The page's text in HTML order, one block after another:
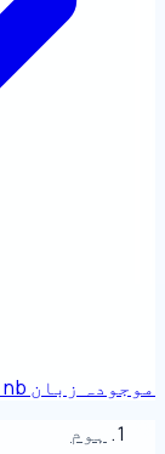
موجودہ زبان nb
ہوم